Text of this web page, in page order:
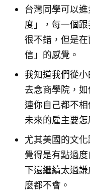
台灣同學可以
度」，每一個
很不錯，但是
信」的感覺。
我知道我們從
去念商學院，
連你自己都不
未來的雇主要怎
尤其美國的文
覺得是有點過
下還繼續太過
麼都不會。